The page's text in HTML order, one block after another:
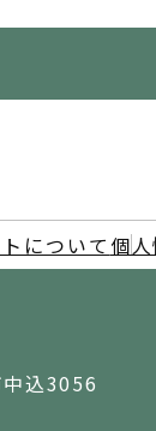
について 個
込3056